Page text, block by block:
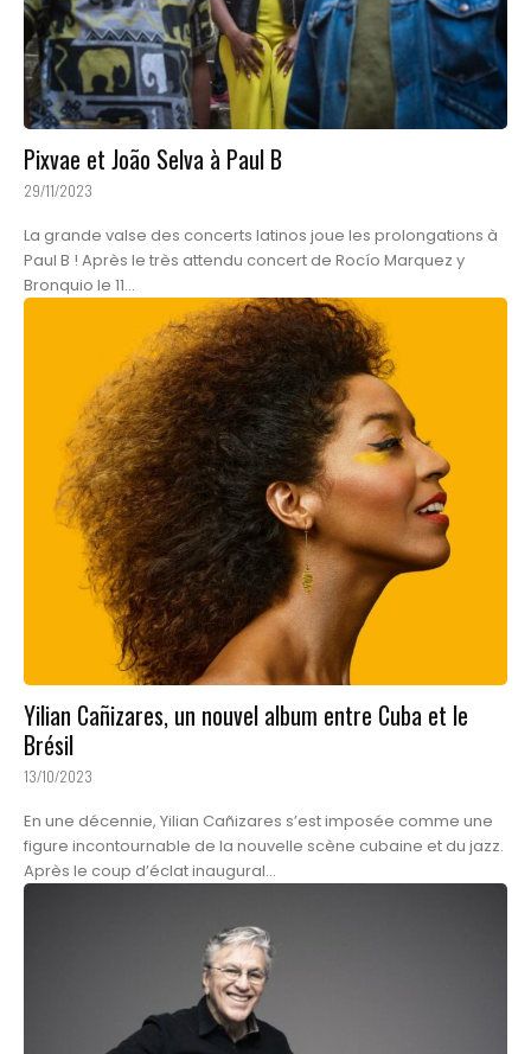
Pixvae et João Selva à Paul B
29/11/2023
La grande valse des concerts latinos joue les prolongations à
Paul B ! Après le très attendu concert de Rocío Marquez y
Bronquio le 11...
Yilian Cañizares, un nouvel album entre Cuba et le
Brésil
13/10/2023
En une décennie, Yilian Cañizares s’est imposée comme une
figure incontournable de la nouvelle scène cubaine et du jazz.
Après le coup d’éclat inaugural...